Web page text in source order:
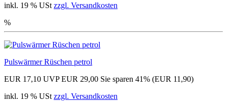
inkl. 19 % USt zzgl. Versandkosten
%
Pulswärmer Rüschen petrol
EUR 17,10 UVP EUR 29,00 Sie sparen 41% (EUR 11,90)
inkl. 19 % USt zzgl. Versandkosten